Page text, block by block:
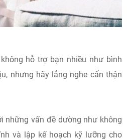
hỗ trợ bạn nhiều như bình
nhưng hãy lắng nghe cẩn thận
những vấn đề dường như không
và lập kế hoạch kỹ lưỡng cho